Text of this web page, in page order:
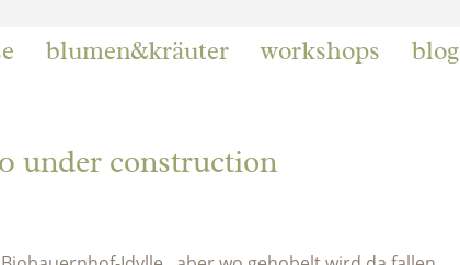
blumen&kräuter workshops blog
under construction